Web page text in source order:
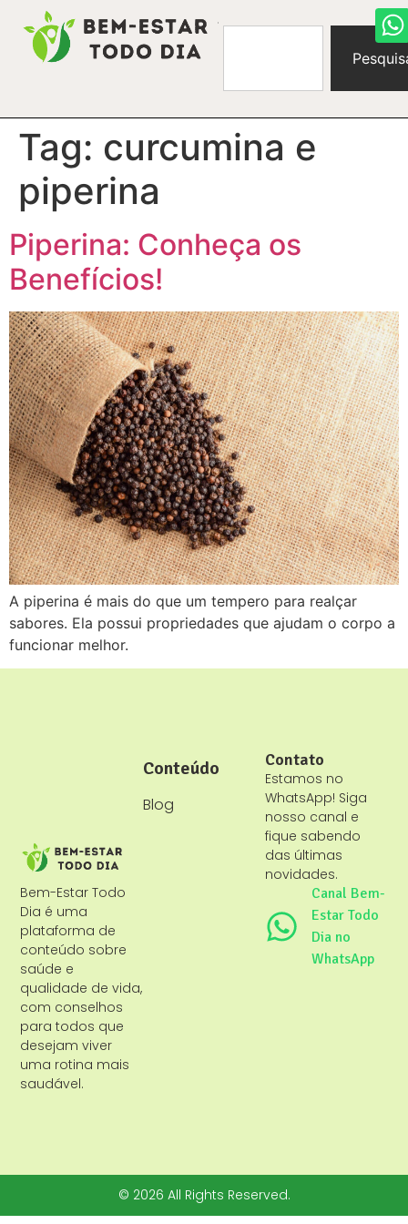
Tag: curcumina e
piperina
Piperina: Conheça os
Benefícios!
A piperina é mais do que um tempero para realçar
sabores. Ela possui propriedades que ajudam o corpo a
funcionar melhor.
Bem-Estar Todo
Dia é uma
plataforma de
conteúdo sobre
saúde e
qualidade de vida,
com conselhos
para todos que
desejam viver
uma rotina mais
saudável.
Conteúdo
Blog
Contato
Estamos no
WhatsApp! Siga
nosso canal e
fique sabendo
das últimas
novidades.
Canal Bem-
Estar Todo
Dia no
WhatsApp
© 2026 All Rights Reserved.